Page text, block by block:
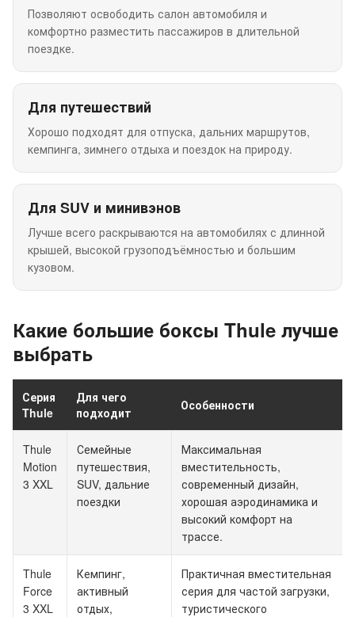
Позволяют освободить салон автомобиля и
комфортно разместить пассажиров в длительной
поездке.
Для путешествий
Хорошо подходят для отпуска, дальних маршрутов,
кемпинга, зимнего отдыха и поездок на природу.
Для SUV и минивэнов
Лучше всего раскрываются на автомобилях с длинной
крышей, высокой грузоподъёмностью и большим
кузовом.
Какие большие боксы Thule лучше
выбрать
Серия
Thule
Для чего
подходит
Особенности
Thule
Motion
3 XXL
Семейные
путешествия,
SUV, дальние
поездки
Максимальная
вместительность,
современный дизайн,
хорошая аэродинамика и
высокий комфорт на
трассе.
Thule
Force
3 XXL
Кемпинг,
активный
отдых,
Практичная вместительная
серия для частой загрузки,
туристического